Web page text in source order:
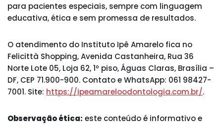
para pacientes especiais, sempre com linguagem
educativa, ética e sem promessa de resultados.
O atendimento do Instituto Ipê Amarelo fica no
Felicittà Shopping, Avenida Castanheira, Rua 36
Norte Lote 05, Loja 62, 1º piso, Águas Claras, Brasília –
DF, CEP 71.900-900. Contato e WhatsApp: 061 98427-
7001. Site: https://ipeamareloodontologia.com.br/.
Observação ética: este conteúdo é informativo e